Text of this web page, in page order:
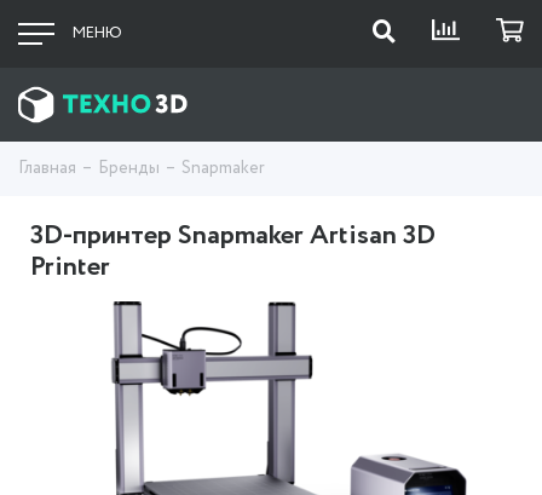
МЕНЮ
Главная Бренды Snapmaker
3D-принтер Snapmaker Artisan 3D
Printer